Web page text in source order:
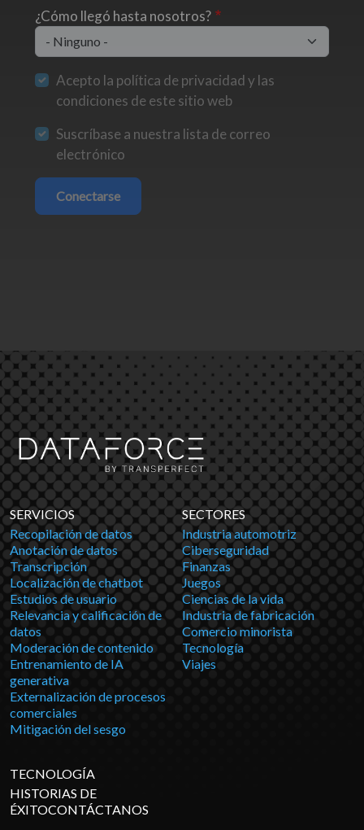
¿Cómo llegó hasta nosotros?
Acepto la política de privacidad y las
condiciones de este sitio web
Suscríbase a nuestra lista de correo
electrónico
Conectarse
SERVICIOS
Recopilación de datos
Anotación de datos
Transcripción
Localización de chatbot
Estudios de usuario
Relevancia y calificación de
datos
Moderación de contenido
Entrenamiento de IA
generativa
Externalización de procesos
comerciales
Mitigación del sesgo
SECTORES
Industria automotriz
Ciberseguridad
Finanzas
Juegos
Ciencias de la vida
Industria de fabricación
Comercio minorista
Tecnología
Viajes
TECNOLOGÍA
HISTORIAS DE
ÉXITOCONTÁCTANOS